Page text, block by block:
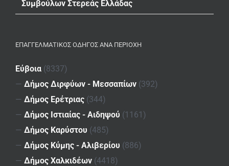
Συμβούλων Στερεάς Ελλάδας
ΕΠΑΓΓΕΛΜΑΤΙΚΌΣ ΟΔΗΓΌΣ ΑΝΆ ΠΕΡΙΟΧΉ
Εύβοια (8337)
— Δήμος Διρφύων - Μεσσαπίων (392)
— Δήμος Ερέτριας (344)
— Δήμος Ιστιαίας - Αιδηψού (1161)
— Δήμος Καρύστου (485)
— Δήμος Κύμης - Αλιβερίου (886)
— Δήμος Χαλκιδέων (4418)